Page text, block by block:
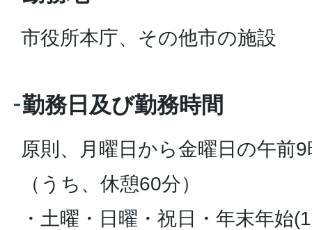
市役所本庁、その他市の施設
勤務日及び勤務時間
原則、月曜日から金曜日の午前
（うち、休憩60分）
・土曜・日曜・祝日・年末年始